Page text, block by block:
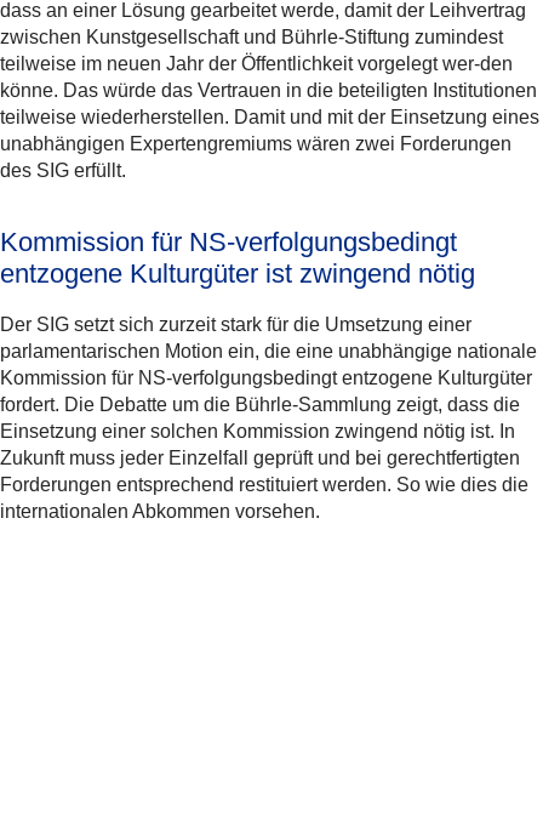
dass an einer Lösung gearbeitet werde, damit der Leihvertrag
zwischen Kunstgesellschaft und Bührle-Stiftung zumindest
teilweise im neuen Jahr der Öffentlichkeit vorgelegt wer-den
könne. Das würde das Vertrauen in die beteiligten Institutionen
teilweise wiederherstellen. Damit und mit der Einsetzung eines
unabhängigen Expertengremiums wären zwei Forderungen
des SIG erfüllt.
Kommission für NS-verfolgungsbedingt
entzogene Kulturgüter ist zwingend nötig
Der SIG setzt sich zurzeit stark für die Umsetzung einer
parlamentarischen Motion ein, die eine unabhängige nationale
Kommission für NS-verfolgungsbedingt entzogene Kulturgüter
fordert. Die Debatte um die Bührle-Sammlung zeigt, dass die
Einsetzung einer solchen Kommission zwingend nötig ist. In
Zukunft muss jeder Einzelfall geprüft und bei gerechtfertigten
Forderungen entsprechend restituiert werden. So wie dies die
internationalen Abkommen vorsehen.